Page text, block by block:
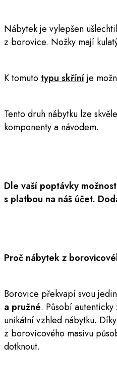
Nábytek je vylepšen
z borovice. Nožky mají
K tomutotypu skříníje
Tento druh nábytku lze
komponenty a návodem.
Dle vaší poptávky
s platbou na náš účet.
Proč nábytek z
Borovice překvapí svou
a pružné. Působí
unikátní vzhled nábytku.
z borovicového masivu
dotknout.